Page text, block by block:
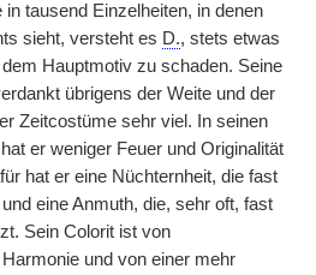
tausend Einzelheiten, in denen
sieht, versteht es D., stets etwas
Hauptmotiv zu schaden. Seine
übrigens der Weite und der
Zeitcostüme sehr viel. In seinen
er weniger Feuer und Originalität
hat er eine Nüchternheit, die fast
eine Anmuth, die, sehr oft, fast
Sein Colorit ist von
und von einer mehr